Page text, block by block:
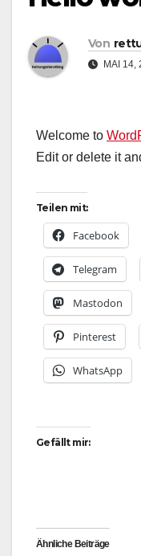
Von
MAI 14,
Welcome to
Edit or delete it
Teilen mit:
Facebook
Telegram
Mastodon
Pinterest
WhatsApp
Gefällt mir:
Ähnliche Beiträge